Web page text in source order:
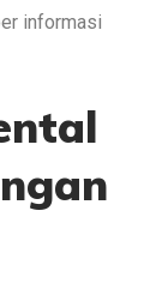
informasi